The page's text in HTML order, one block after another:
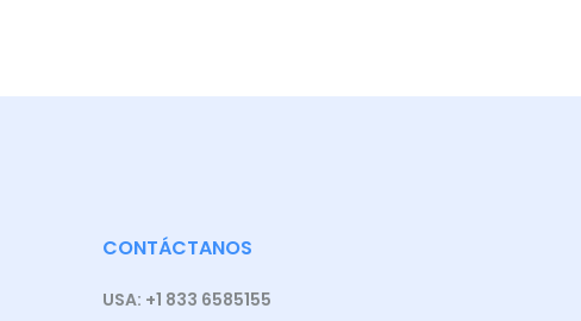
CONTÁCTANOS
USA: +1 833 6585155